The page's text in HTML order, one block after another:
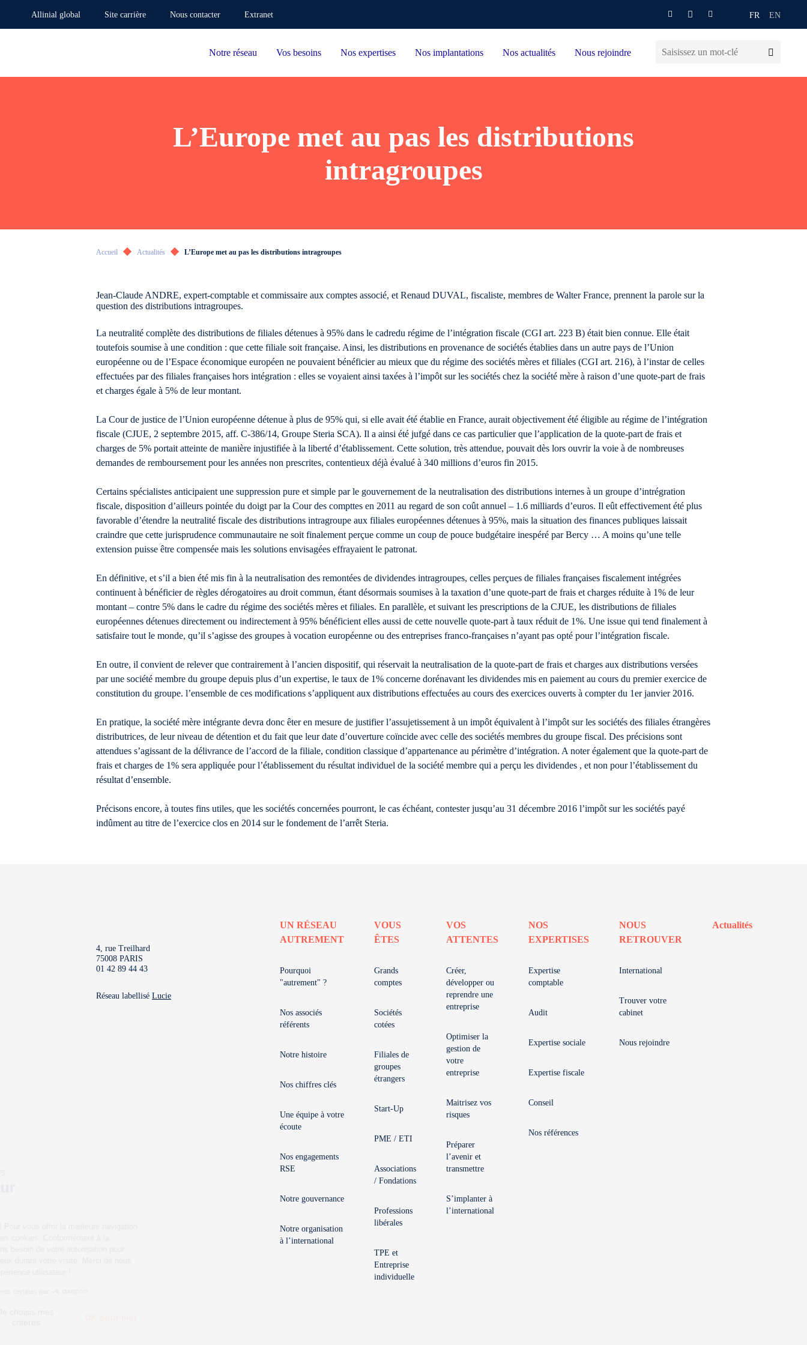
Allinial global Site carrière Nous contacter Extranet FR EN
Notre réseau Vos besoins Nos expertises Nos implantations Nos actualités Nous rejoindre
L’Europe met au pas les distributions
intragroupes
Accueil Actualités L’Europe met au pas les distributions intragroupes
Jean-Claude ANDRE, expert-comptable et commissaire aux comptes associé, et Renaud DUVAL, fiscaliste, membres de Walter France, prennent la parole sur la
question des distributions intragroupes.
La neutralité complète des distributions de filiales détenues à 95% dans le cadredu régime de l’intégration fiscale (CGI art. 223 B) était bien connue. Elle était
toutefois soumise à une condition : que cette filiale soit française. Ainsi, les distributions en provenance de sociétés établies dans un autre pays de l’Union
européenne ou de l’Espace économique européen ne pouvaient bénéficier au mieux que du régime des sociétés mères et filiales (CGI art. 216), à l’instar de celles
effectuées par des filiales françaises hors intégration : elles se voyaient ainsi taxées à l’impôt sur les sociétés chez la société mère à raison d’une quote-part de frais
et charges égale à 5% de leur montant.
La Cour de justice de l’Union européenne détenue à plus de 95% qui, si elle avait été établie en France, aurait objectivement été éligible au régime de l’intégration
fiscale (CJUE, 2 septembre 2015, aff. C-386/14, Groupe Steria SCA). Il a ainsi été jufgé dans ce cas particulier que l’application de la quote-part de frais et
charges de 5% portait atteinte de manière injustifiée à la liberté d’établissement. Cette solution, très attendue, pouvait dès lors ouvrir la voie à de nombreuses
demandes de remboursement pour les années non prescrites, contentieux déjà évalué à 340 millions d’euros fin 2015.
Certains spécialistes anticipaient une suppression pure et simple par le gouvernement de la neutralisation des distributions internes à un groupe d’intrégration
fiscale, disposition d’ailleurs pointée du doigt par la Cour des compttes en 2011 au regard de son coût annuel – 1.6 milliards d’euros. Il eût effectivement été plus
favorable d’étendre la neutralité fiscale des distributions intragroupe aux filiales européennes détenues à 95%, mais la situation des finances publiques laissait
craindre que cette jurisprudence communautaire ne soit finalement perçue comme un coup de pouce budgétaire inespéré par Bercy … A moins qu’une telle
extension puisse être compensée mais les solutions envisagées effrayaient le patronat.
En définitive, et s’il a bien été mis fin à la neutralisation des remontées de dividendes intragroupes, celles perçues de filiales françaises fiscalement intégrées
continuent à bénéficier de règles dérogatoires au droit commun, étant désormais soumises à la taxation d’une quote-part de frais et charges réduite à 1% de leur
montant – contre 5% dans le cadre du régime des sociétés mères et filiales. En parallèle, et suivant les prescriptions de la CJUE, les distributions de filiales
européennes détenues directement ou indirectement à 95% bénéficient elles aussi de cette nouvelle quote-part à taux réduit de 1%. Une issue qui tend finalement à
satisfaire tout le monde, qu’il s’agisse des groupes à vocation européenne ou des entreprises franco-françaises n’ayant pas opté pour l’intégration fiscale.
En outre, il convient de relever que contrairement à l’ancien dispositif, qui réservait la neutralisation de la quote-part de frais et charges aux distributions versées
par une société membre du groupe depuis plus d’un expertise, le taux de 1% concerne dorénavant les dividendes mis en paiement au cours du premier exercice de
constitution du groupe. l’ensemble de ces modifications s’appliquent aux distributions effectuées au cours des exercices ouverts à compter du 1er janvier 2016.
En pratique, la société mère intégrante devra donc êter en mesure de justifier l’assujetissement à un impôt équivalent à l’impôt sur les sociétés des filiales étrangères
distributrices, de leur niveau de détention et du fait que leur date d’ouverture coïncide avec celle des sociétés membres du groupe fiscal. Des précisions sont
attendues s’agissant de la délivrance de l’accord de la filiale, condition classique d’appartenance au périmètre d’intégration. A noter également que la quote-part de
frais et charges de 1% sera appliquée pour l’établissement du résultat individuel de la société membre qui a perçu les dividendes , et non pour l’établissement du
résultat d’ensemble.
Précisons encore, à toutes fins utiles, que les sociétés concernées pourront, le cas échéant, contester jusqu’au 31 décembre 2016 l’impôt sur les sociétés payé
indûment au titre de l’exercice clos en 2014 sur le fondement de l’arrêt Steria.
4, rue Treilhard
75008 PARIS
01 42 89 44 43
Réseau labellisé Lucie
UN RÉSEAU
AUTREMENT
Pourquoi
"autrement" ?
Nos associés
référents
Notre histoire
Nos chiffres clés
Une équipe à votre
écoute
Nos engagements
RSE
Notre gouvernance
Notre organisation
à l’international
VOUS
ÊTES
Grands
comptes
Sociétés
cotées
Filiales de
groupes
étrangers
Start-Up
PME / ETI
Associations
/ Fondations
Professions
libérales
TPE et
Entreprise
individuelle
VOS
ATTENTES
Créer,
développer ou
reprendre une
entreprise
Optimiser la
gestion de
votre
entreprise
Maitrisez vos
risques
Préparer
l’avenir et
transmettre
S’implanter à
l’international
NOS
EXPERTISES
Expertise
comptable
Audit
Expertise sociale
Expertise fiscale
Conseil
Nos références
NOUS
RETROUVER
International
Trouver votre
cabinet
Nous rejoindre
Actualités